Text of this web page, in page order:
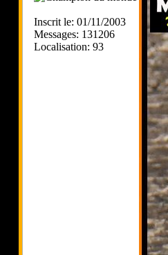
Inscrit le: 01/11/2003
Messages: 131206
Localisation: 93